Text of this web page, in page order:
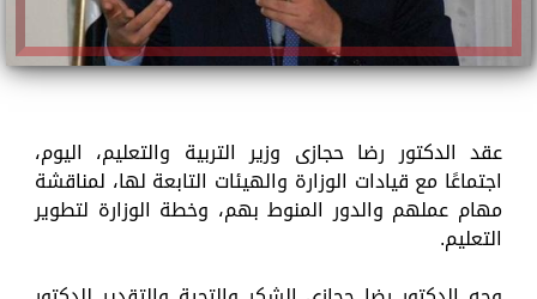
عقد الدكتور رضا حجازى وزير التربية والتعليم، اليوم،
اجتماعًا مع قيادات الوزارة والهيئات التابعة لها، لمناقشة
مهام عملهم والدور المنوط بهم، وخطة الوزارة لتطوير
التعليم.